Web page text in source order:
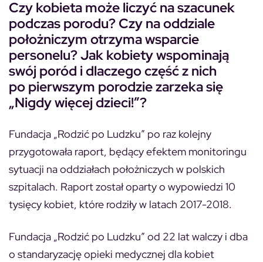
Czy kobieta może liczyć na szacunek
podczas porodu? Czy na oddziale
położniczym otrzyma wsparcie
personelu? Jak kobiety wspominają
swój poród i dlaczego część z nich
po pierwszym porodzie zarzeka się
„Nigdy więcej dzieci!”?
Fundacja „Rodzić po Ludzku” po raz kolejny
przygotowała raport, będący efektem monitoringu
sytuacji na oddziałach położniczych w polskich
szpitalach. Raport został oparty o wypowiedzi 10
tysięcy kobiet, które rodziły w latach 2017-2018.
Fundacja „Rodzić po Ludzku” od 22 lat walczy i dba
o standaryzację opieki medycznej dla kobiet